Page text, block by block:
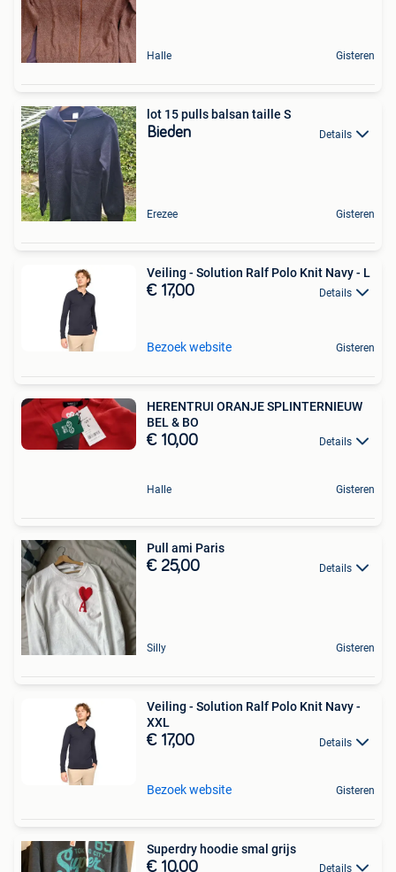
Halle Gisteren
lot 15 pulls balsan taille S
Bieden Details
Erezee Gisteren
Veiling - Solution Ralf Polo Knit Navy - L
€ 17,00 Details
Bezoek website Gisteren
HERENTRUI ORANJE SPLINTERNIEUW
BEL & BO
€ 10,00 Details
Halle Gisteren
Pull ami Paris
€ 25,00 Details
Silly Gisteren
Veiling - Solution Ralf Polo Knit Navy -
XXL
€ 17,00 Details
Bezoek website Gisteren
Superdry hoodie smal grijs
€ 10,00 Details